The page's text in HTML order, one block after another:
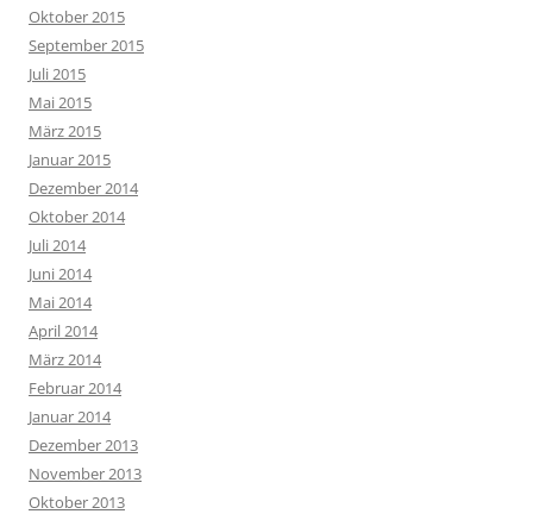
Oktober 2015
September 2015
Juli 2015
Mai 2015
März 2015
Januar 2015
Dezember 2014
Oktober 2014
Juli 2014
Juni 2014
Mai 2014
April 2014
März 2014
Februar 2014
Januar 2014
Dezember 2013
November 2013
Oktober 2013